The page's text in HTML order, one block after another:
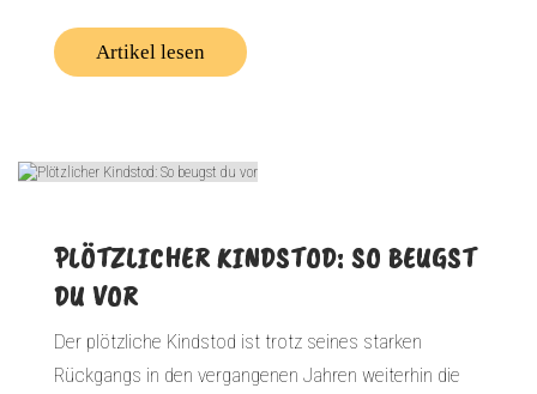
Artikel lesen
PLÖTZLICHER KINDSTOD: SO BEUGST
DU VOR
Der plötzliche Kindstod ist trotz seines starken
Rückgangs in den vergangenen Jahren weiterhin die